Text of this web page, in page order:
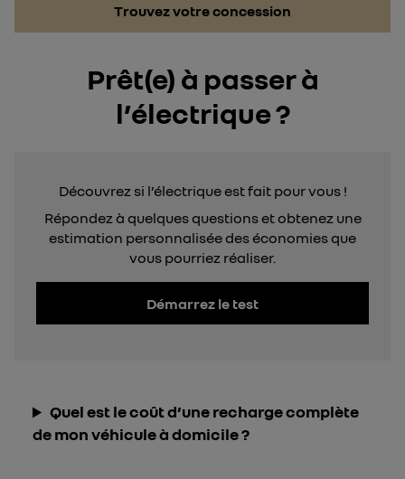
Trouvez votre concession
Prêt(e) à passer à
l’électrique ?
Découvrez si l’électrique est fait pour vous !
Répondez à quelques questions et obtenez une
estimation personnalisée des économies que
vous pourriez réaliser.
Démarrez le test
Quel est le coût d’une recharge complète
de mon véhicule à domicile ?